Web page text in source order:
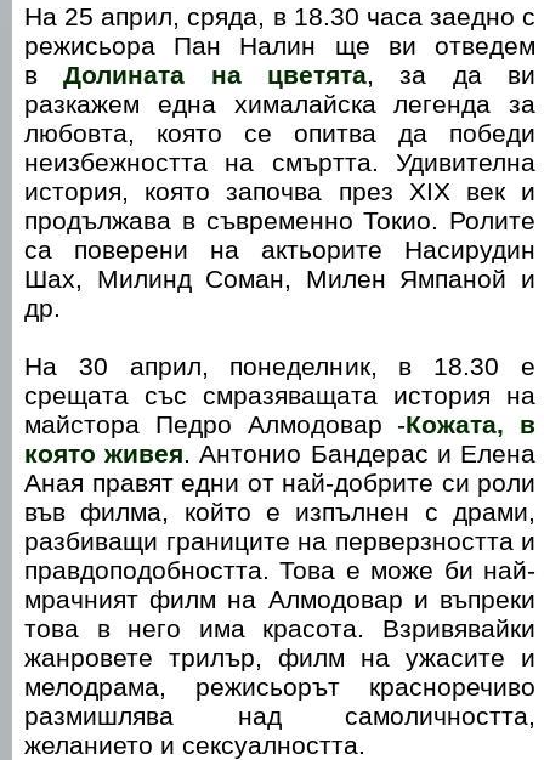
На 25 април, сряда, в 18.30 часа заедно с
режисьора Пан Налин ще ви отведем
вДолината на цветята , за да ви
разкажем една хималайска легенда за
любовта, която се опитва да победи
неизбежността на смъртта. Удивителна
история, която започва през XIX век и
продължава в съвременно Токио. Ролите
са поверени на актьорите Насирудин
Шах, Милинд Соман, Милен Ямпаной и
др.
На 30 април, понеделник, в 18.30 е
срещата със смразяващата история на
майстора Педро Алмодовар -Кожата, в
която живея . Антонио Бандерас и Елена
Аная правят едни от най-добрите си роли
във филма, който е изпълнен с драми,
разбиващи границите на перверзността и
правдоподобността. Това е може би най-
мрачният филм на Алмодовар и въпреки
това в него има красота. Взривявайки
жанровете трилър, филм на ужасите и
мелодрама, режисьорът красноречиво
размишлява над самоличността,
желанието и сексуалността.